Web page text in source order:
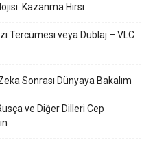
Kazanma Hırsı
Tercümesi veya Dublaj – VLC
Sonrası Dünyaya Bakalım
ve Diğer Dilleri Cep